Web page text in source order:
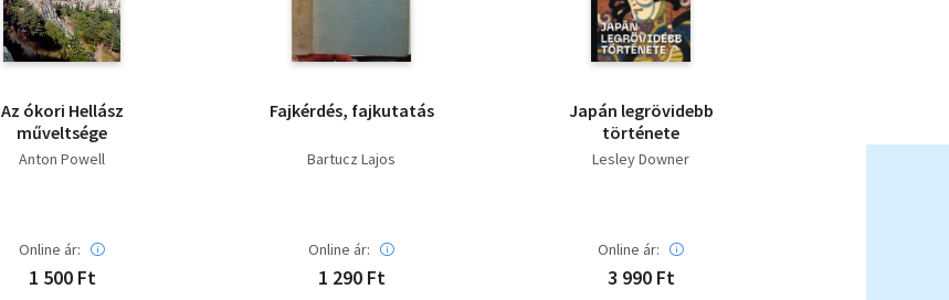
Az ókori Hellász
műveltsége
Anton Powell
Online ár:
1 500 Ft
Fajkérdés, fajkutatás
Bartucz Lajos
Online ár:
1 290 Ft
Japán legrövidebb
története
Lesley Downer
Online ár:
3 990 Ft